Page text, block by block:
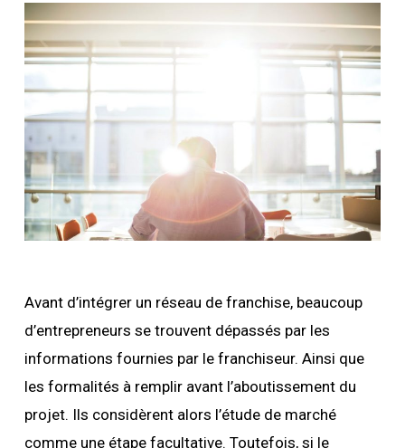
Avant d’intégrer un réseau de franchise, beaucoup
d’entrepreneurs se trouvent dépassés par les
informations fournies par le franchiseur. Ainsi que
les formalités à remplir avant l’aboutissement du
projet. Ils considèrent alors l’étude de marché
comme une étape facultative. Toutefois, si le